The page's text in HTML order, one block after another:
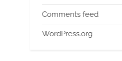
Comments feed
WordPress.org